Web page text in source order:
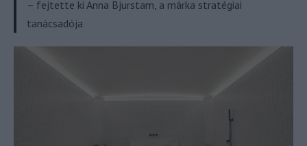
– fejtette ki Anna Bjurstam, a márka stratégiai
tanácsadója